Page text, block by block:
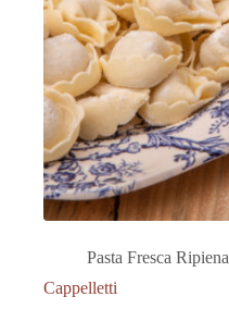
Pasta Fresca Ripiena
Cappelletti